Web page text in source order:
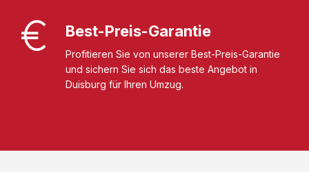
Best-Preis-Garantie
Profitieren Sie von unserer Best-Preis-Garantie
und sichern Sie sich das beste Angebot in
Duisburg für Ihren Umzug.